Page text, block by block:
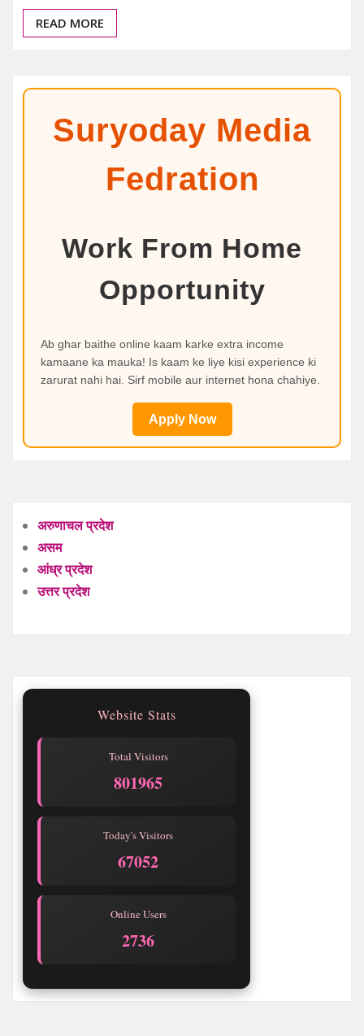
READ MORE
Suryoday Media
Fedration
Work From Home
Opportunity
Ab ghar baithe online kaam karke extra income
kamaane ka mauka! Is kaam ke liye kisi experience ki
zarurat nahi hai. Sirf mobile aur internet hona chahiye.
Apply Now
अरुणाचल प्रदेश
असम
आंध्र प्रदेश
उत्तर प्रदेश
Website Stats
Total Visitors
801965
Today's Visitors
67052
Online Users
2736